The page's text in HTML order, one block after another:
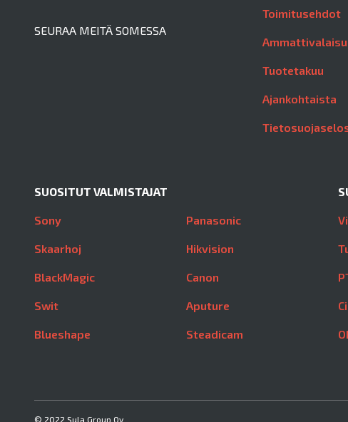
SEURAA MEITÄ SOMESSA
Toimitusehdot
Tuotetakuu
Ajankohtaista
SUOSITUT VALMISTAJAT
Sony
Skaarhoj
BlackMagic
Swit
Blueshape
Panasonic
Hikvision
Canon
Aputure
Steadicam
© 2022 Sula Group Oy